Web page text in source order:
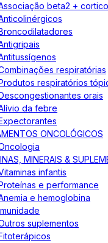
beta2 +
respiratórias
respiratórios
orais
da febre
ONCOLÓGICOS
MINERAIS &
infantis
e performance
e hemoglobina
suplementos